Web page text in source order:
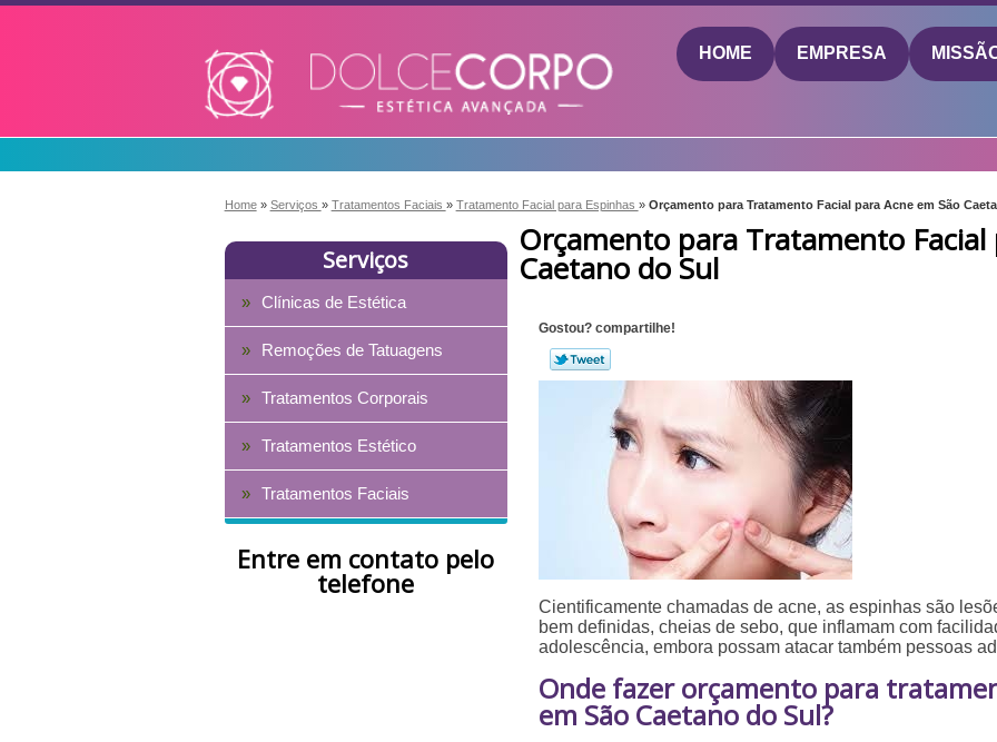
HOME EMPRESA
Home » Serviços » Tratamentos Faciais » Tratamento Facial para Espinhas » Orçamento para Tratamento Facial para Acne em São
Serviços
Clínicas de Estética
Remoções de Tatuagens
Tratamentos Corporais
Tratamentos Estético
Tratamentos Faciais
Entre em contato pelo
telefone
Orçamento para Tratamento Facial
Caetano do Sul
Gostou? compartilhe!
Cientificamente chamadas de acne, as espinhas são
bem definidas, cheias de sebo, que inflamam com
adolescência, embora possam atacar também pessoas
Onde fazer orçamento para
em São Caetano do Sul?